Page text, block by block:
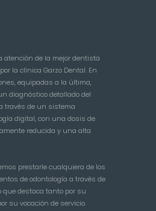
atención de la mejor dentista
la clínica Garzo Dental. En
equipadas a la última,
diagnóstico detallado del
través de un sistema
digital, con una dosis de
reducida y una alta
prestarle cualquiera de los
de odontología a través de
destaca tanto por su
su vocación de servicio.